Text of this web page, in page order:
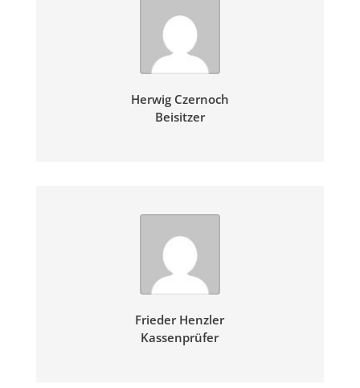
Herwig Czernoch
Beisitzer
Frieder Henzler
Kassenprüfer